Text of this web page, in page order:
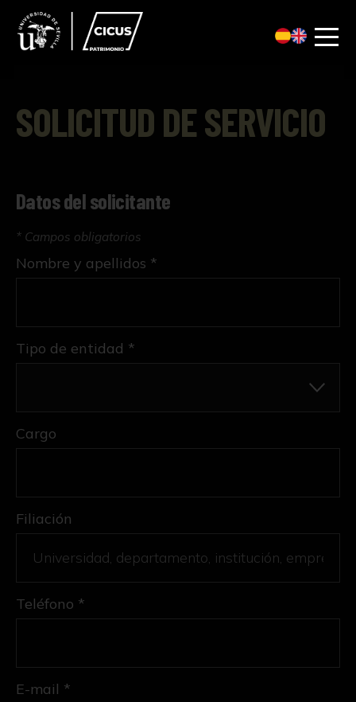
SOLICITUD DE SERVICIO
Datos del solicitante
* Campos obligatorios
Tipo de entidad *
Nombre y apellidos *
Cargo
Filiación
Teléfono *
E-mail *